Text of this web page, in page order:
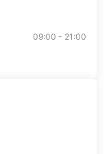
09:00 - 21:00